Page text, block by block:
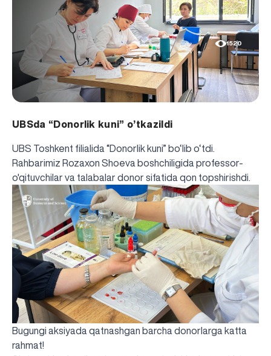
1520
UBSda “Donorlik kuni” o’tkazildi
UBS Toshkent filialida “Donorlik kuni” bo‘lib o‘tdi.
Rahbarimiz Rozaxon Shoeva boshchiligida professor-
o'qituvchilar va talabalar donor sifatida qon topshirishdi.
Bugungi aksiyada qatnashgan barcha donorlarga katta
rahmat!